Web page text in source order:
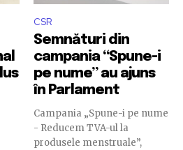
CSR
Semnături din
campania “Spune-i
pe nume” au ajuns
în Parlament
Campania „Spune-i pe nume
- Reducem TVA-ul la
produsele menstruale”,